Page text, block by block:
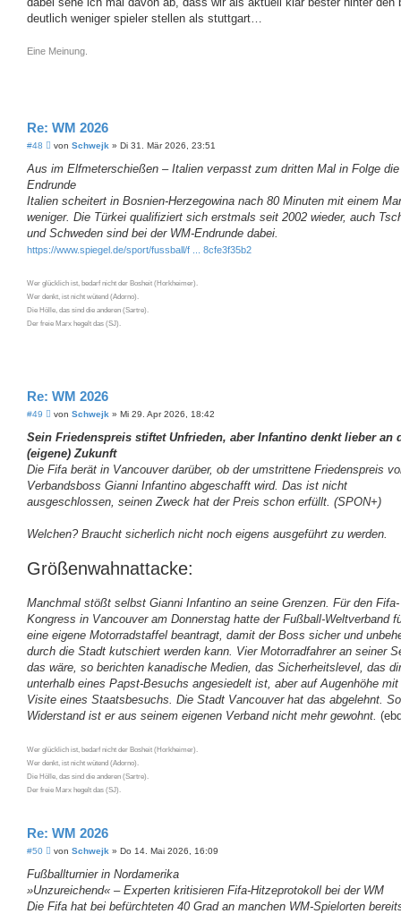
deutlich weniger spieler stellen als stuttgart…
Eine Meinung.
Re: WM 2026
#48
B
r
a
von Schwejk » Di 31. Mär 2026, 23:51
Aus im Elfmeterschießen – Italien verpasst zum dritten Mal in Folge
Endrunde
Italien scheitert in Bosnien-Herzegowina nach 80 Minuten mit einem
weniger. Die Türkei qualifiziert sich erstmals seit 2002 wieder, auch
und Schweden sind bei der WM-Endrunde dabei.
https://www.spiegel.de/sport/fussball/f ... 8cfe3f35b2
Wer glücklich ist, bedarf nicht der Bosheit (Horkheimer).
Wer denkt, ist nicht wütend (Adorno).
Die Hölle, das sind die anderen (Sartre).
Der freie Marx hegelt das (SJ).
Re: WM 2026
#49
B
i
r
a
von Schwejk » Mi 29. Apr 2026, 18:42
Sein Friedenspreis stiftet Unfrieden, aber Infantino denkt lieber an
(eigene) Zukunft
Die Fifa berät in Vancouver darüber, ob der umstrittene Friedenspreis
Verbandsboss Gianni Infantino abgeschafft wird. Das ist nicht
ausgeschlossen, seinen Zweck hat der Preis schon erfüllt. (SPON+)
Welchen? Braucht sicherlich nicht noch eigens ausgeführt zu werden.
Größenwahnattacke:
Manchmal stößt selbst Gianni Infantino an seine Grenzen. Für den Fifa-
Kongress in Vancouver am Donnerstag hatte der Fußball-Weltverband
eine eigene Motorradstaffel beantragt, damit der Boss sicher und
durch die Stadt kutschiert werden kann. Vier Motorradfahrer an seiner
das wäre, so berichten kanadische Medien, das Sicherheitslevel, das
unterhalb eines Papst-Besuchs angesiedelt ist, aber auf Augenhöhe mit
Visite eines Staatsbesuchs. Die Stadt Vancouver hat das abgelehnt.
Widerstand ist er aus seinem eigenen Verband nicht mehr gewohnt.
Wer glücklich ist, bedarf nicht der Bosheit (Horkheimer).
Wer denkt, ist nicht wütend (Adorno).
Die Hölle, das sind die anderen (Sartre).
Der freie Marx hegelt das (SJ).
Re: WM 2026
#50
B
i
r
a
von Schwejk » Do 14. Mai 2026, 16:09
Fußballturnier in Nordamerika
»Unzureichend« – Experten kritisieren Fifa-Hitzeprotokoll bei der WM
Die Fifa hat bei befürchteten 40 Grad an manchen WM-Spielorten